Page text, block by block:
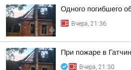
Одного погибшего
Вчера, 21:36
При пожаре в
Вчера, 21:30